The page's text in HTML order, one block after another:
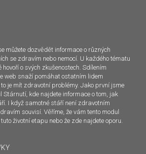
můžete dozvědět informace o různých
se zdravím nebo nemocí. U každého tématu
o svých zkušenostech. Sdílením
web snaží pomáhat ostatním lidem
je mít zdravotní problémy. Jako první jsme
kde najdete informace o tom, jak
I když samotné stáří není zdravotním
souvisí. Věříme, že vám tento modul
životní etapu nebo že zde najdete oporu.